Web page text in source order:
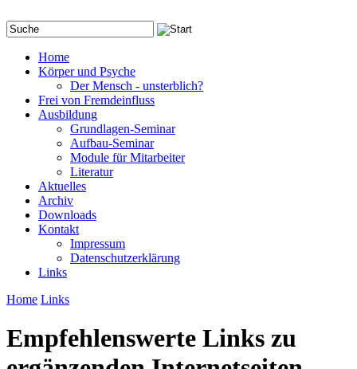
Home
Körper und Psyche
Der Mensch - unsterblich?
Frei von Fremdeinfluss
Ausbildung
Grundlagen-Seminar
Aufbau-Seminar
Module für Mitarbeiter
Literatur
Aktuelles
Archiv
Downloads
Kontakt
Impressum
Datenschutzerklärung
Links
Home Links
Empfehlenswerte Links zu